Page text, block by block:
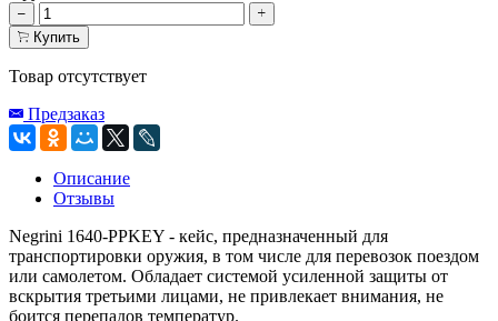
Купить
Товар отсутствует
Предзаказ
Описание
Отзывы
Negrini 1640-PPKEY - кейс, предназначенный для
транспортировки оружия, в том числе для перевозок поездом
или самолетом. Обладает системой усиленной защиты от
вскрытия третьими лицами, не привлекает внимания, не
боится перепадов температур.